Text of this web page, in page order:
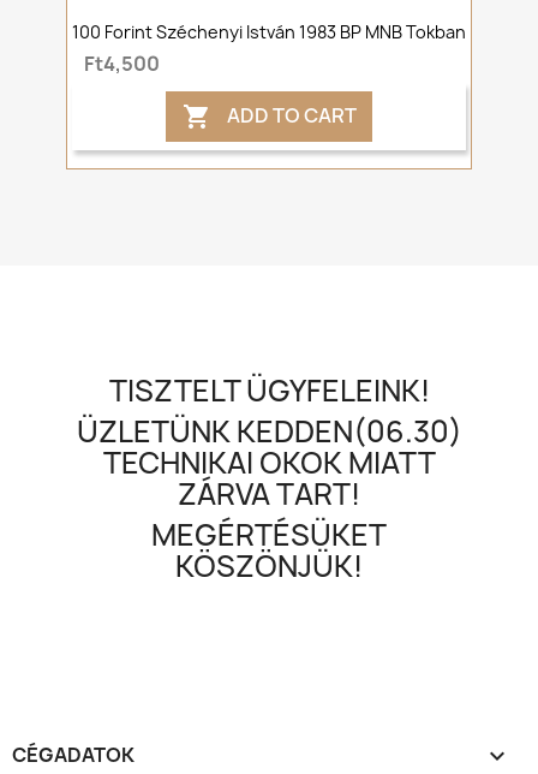
100 Forint Széchenyi István 1983 BP MNB Tokban
Ft4,500
 ADD TO CART
TISZTELT ÜGYFELEINK!
ÜZLETÜNK KEDDEN(06.30)
TECHNIKAI OKOK MIATT
ZÁRVA TART!
MEGÉRTÉSÜKET
KÖSZÖNJÜK!
CÉGADATOK 